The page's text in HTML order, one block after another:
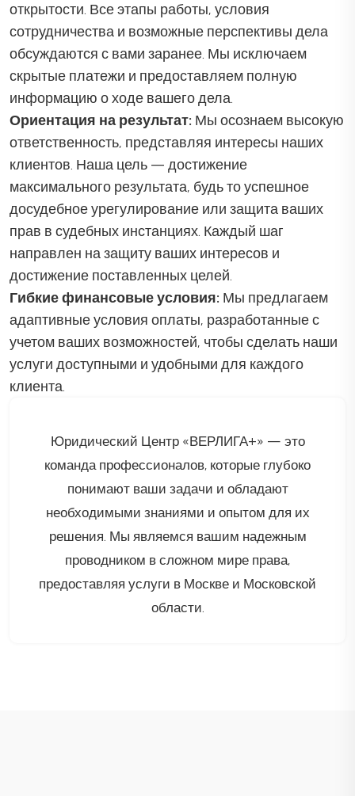
открытости. Все этапы работы, условия
сотрудничества и возможные перспективы дела
обсуждаются с вами заранее. Мы исключаем
скрытые платежи и предоставляем полную
информацию о ходе вашего дела.
Ориентация на результат: Мы осознаем высокую
ответственность, представляя интересы наших
клиентов. Наша цель — достижение
максимального результата, будь то успешное
досудебное урегулирование или защита ваших
прав в судебных инстанциях. Каждый шаг
направлен на защиту ваших интересов и
достижение поставленных целей.
Гибкие финансовые условия: Мы предлагаем
адаптивные условия оплаты, разработанные с
учетом ваших возможностей, чтобы сделать наши
услуги доступными и удобными для каждого
клиента.
Юридический Центр «ВЕРЛИГА+» — это
команда профессионалов, которые глубоко
понимают ваши задачи и обладают
необходимыми знаниями и опытом для их
решения. Мы являемся вашим надежным
проводником в сложном мире права,
предоставляя услуги в Москве и Московской
области.